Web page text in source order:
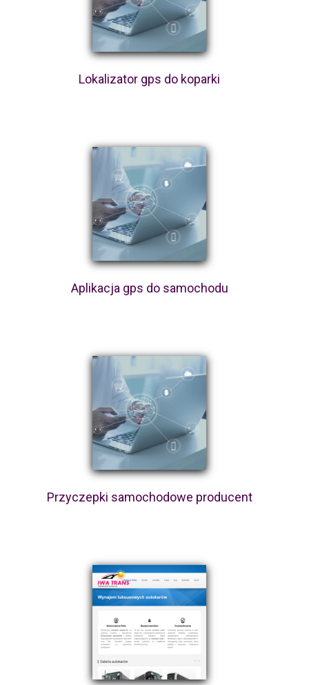
Lokalizator gps do koparki
Aplikacja gps do samochodu
Przyczepki samochodowe producent